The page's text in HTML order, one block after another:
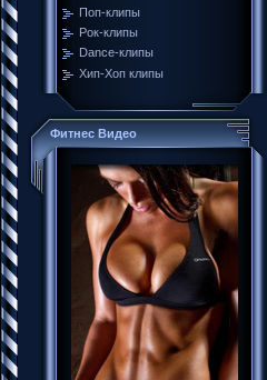
Поп-клипы
Рок-клипы
Dance-клипы
Хип-Хоп клипы
Фитнес Видео